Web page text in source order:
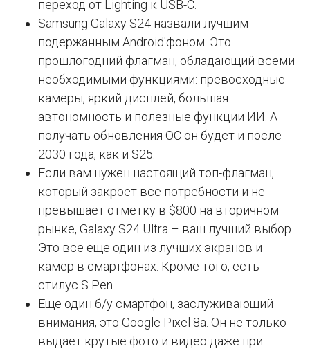
переход от Lighting к USB-C.
Samsung Galaxy S24 назвали лучшим
подержанным Android'фоном. Это
прошлогодний флагман, обладающий всеми
необходимыми функциями: превосходные
камеры, яркий дисплей, большая
автономность и полезные функции ИИ. А
получать обновления ОС он будет и после
2030 года, как и S25.
Если вам нужен настоящий топ-флагман,
который закроет все потребности и не
превышает отметку в $800 на вторичном
рынке, Galaxy S24 Ultra – ваш лучший выбор.
Это все еще один из лучших экранов и
камер в смартфонах. Кроме того, есть
стилус S Pen.
Еще один б/у смартфон, заслуживающий
внимания, это Google Pixel 8a. Он не только
выдает крутые фото и видео даже при